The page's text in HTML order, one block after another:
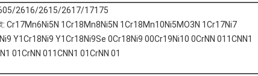
2616/2615/2617/17175
Cr17Mn6Ni5N 1Cr18Mn8Ni5N 1Cr18Mn10Ni5MO3N 1Cr17Ni7
Y1Cr18Ni9 Y1Cr18Ni9Se 0Cr18Ni9 00Cr19Ni10 0CrNN 011CNN1
01CrNN 011CNN1 01CrNN 01